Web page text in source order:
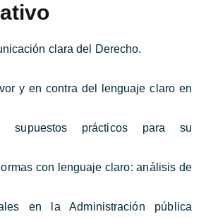
clara del Derecho.
y en contra del lenguaje claro en
supuestos prácticos para su
con lenguaje claro: análisis de
en la Administración pública